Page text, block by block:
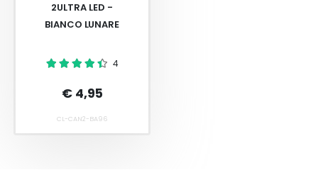
2ULTRA LED -
BIANCO LUNARE
4
€ 4,95
CL-CAN2-BA96